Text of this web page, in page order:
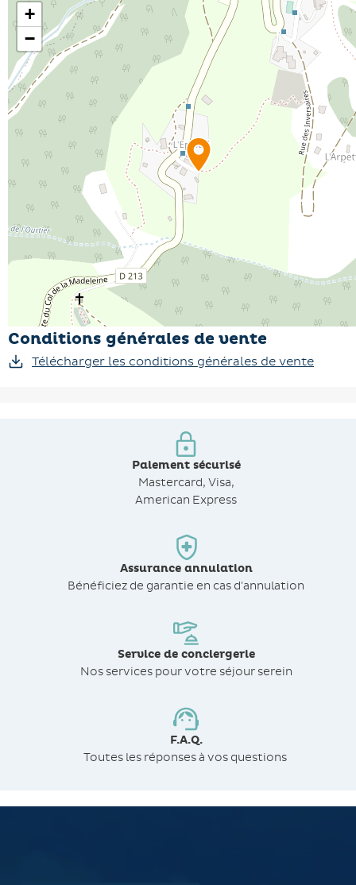
+
−
Conditions générales de vente
Télécharger les conditions générales de vente
Paiement sécurisé
Mastercard, Visa,
American Express
Assurance annulation
Bénéficiez de garantie en cas d'annulation
Service de conciergerie
Nos services pour votre séjour serein
F.A.Q.
Toutes les réponses à vos questions